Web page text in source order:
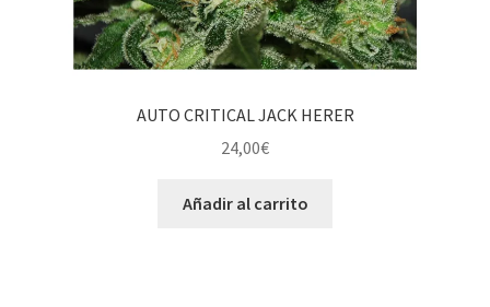
AUTO CRITICAL JACK HERER
24,00€
Añadir al carrito